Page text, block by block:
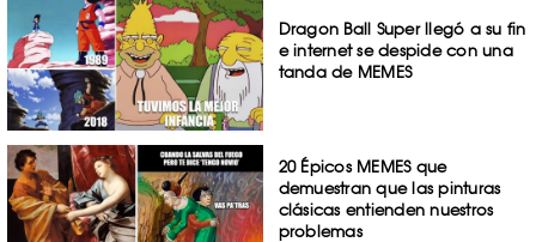
Dragon Ball Super llegó a su fin
e internet se despide con una
tanda de MEMES
20 Épicos MEMES que
demuestran que las pinturas
clásicas entienden nuestros
problemas